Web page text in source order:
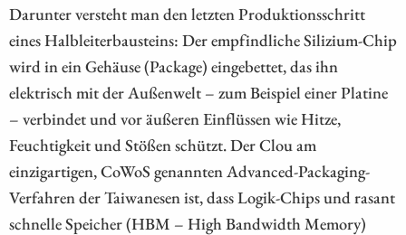
Darunter versteht man den letzten Produktionsschritt
eines Halbleiterbausteins: Der empfindliche Silizium-Chip
wird in ein Gehäuse (Package) eingebettet, das ihn
elektrisch mit der Außenwelt – zum Beispiel einer Platine
– verbindet und vor äußeren Einflüssen wie Hitze,
Feuchtigkeit und Stößen schützt. Der Clou am
einzigartigen, CoWoS genannten Advanced-Packaging-
Verfahren der Taiwanesen ist, dass Logik-Chips und rasant
schnelle Speicher (HBM – High Bandwidth Memory)